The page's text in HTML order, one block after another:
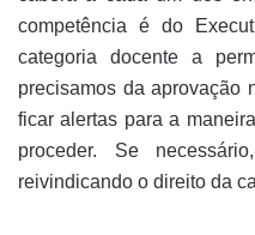
competência é do
categoria docente a
precisamos da aprovação
ficar alertas para a
proceder. Se
reivindicando o direito da